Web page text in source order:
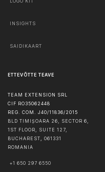
INSIGHTS
SAIDIKAART
ETTEVÕTTE TEAVE
TEAM EXTENSION SRL
CIF RO35062448
REG. COM. J40/11836/2015
BLD TIMIȘOARA 26, SECTOR 6,
1ST FLOOR, SUITE 127,
BUCHAREST, 061331
ROMANIA
+1 650 297 6550